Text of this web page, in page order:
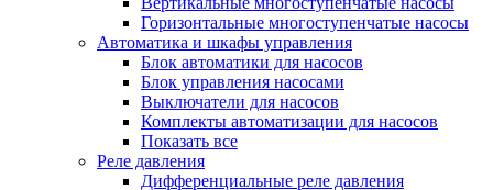
Горизонтальные многоступенчатые насосы
Автоматика и шкафы управления
Блок автоматики для насосов
Блок управления насосами
Выключатели для насосов
Комплекты автоматизации для насосов
Показать все
Реле давления
Дифференциальные реле давления